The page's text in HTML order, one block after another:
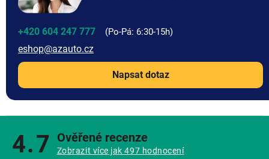
+420 604 247 777
eshop@azauto.cz
Napsat dotaz
4.7 Ověřené recenze
Zobrazit více jak 497 hodnocení